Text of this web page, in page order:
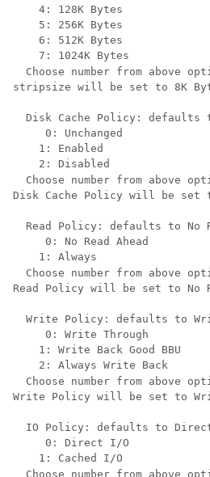
    4: 128K Bytes
    5: 256K Bytes
    6: 512K Bytes
    7: 1024K Bytes
Choose number from above
stripsize will be set to 8K
Disk Cache Policy: defaults
     0: Unchanged
    1: Enabled
    2: Disabled
Choose number from above
Disk Cache Policy will be set
Read Policy: defaults to No
     0: No Read Ahead
    1: Always
Choose number from above
Read Policy will be set to No
Write Policy: defaults to
     0: Write Through
    1: Write Back Good BBU
    2: Always Write Back
Choose number from above
Write Policy will be set to
IO Policy: defaults to
     0: Direct I/O
    1: Cached I/O
Choose number from above